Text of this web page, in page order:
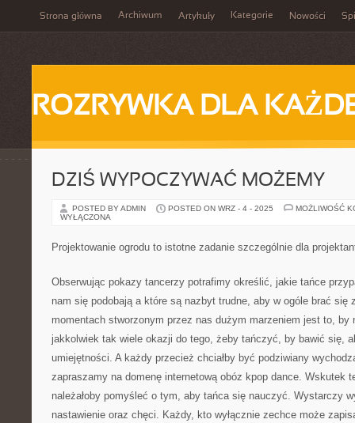
Strona główna Archiwum Artykuły Kategorie Nowości
ROZRYWKA DLA
DZIŚ WYPOCZYWAĆ MOŻEMY
POSTED BY ADMIN POSTED ON WRZ - 4 - 2025
MOŻLIWOŚĆ
WYŁĄCZONA
Projektowanie ogrodu to istotne zadanie szczególnie dla
Obserwując pokazy tancerzy potrafimy określić, jakie tańce
nam się podobają a które są nazbyt trudne, aby w ogóle brać się
momentach stworzonym przez nas dużym marzeniem jest to,
jakkolwiek tak wiele okazji do tego, żeby tańczyć, by bawić się,
umiejętności. A każdy przecież chciałby być podziwiany
zapraszamy na domenę internetową obóz kpop dance. Wskutek
należałoby pomyśleć o tym, aby tańca się nauczyć. Wystarczy
nastawienie oraz chęci. Każdy, kto wyłącznie zechce może